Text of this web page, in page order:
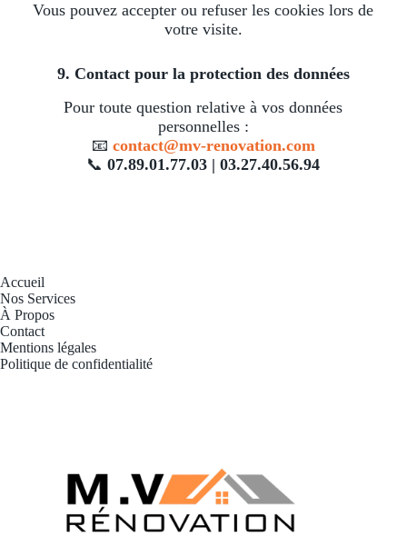
Vous pouvez accepter ou refuser les cookies lors de
votre visite.
9. Contact pour la protection des données
Pour toute question relative à vos données
personnelles :
📧 contact@mv-renovation.com
📞07.89.01.77.03 | 03.27.40.56.94
Accueil
Nos Services
À Propos
Contact
Mentions légales
Politique de confidentialité